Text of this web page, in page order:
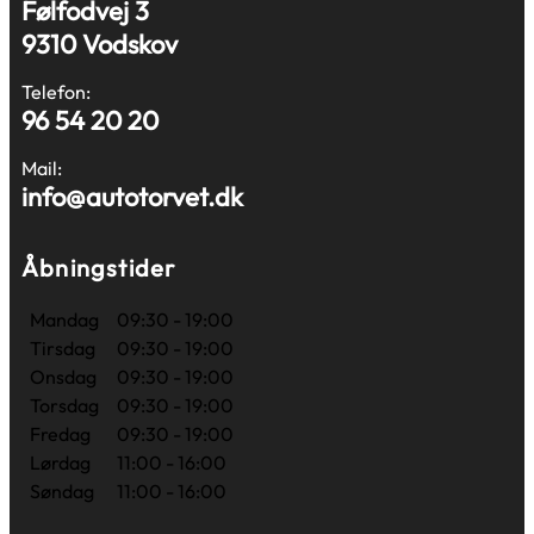
Følfodvej 3
9310 Vodskov
Telefon:
96 54 20 20
Mail:
info@autotorvet.dk
Åbningstider
Mandag
09:30 - 19:00
Tirsdag
09:30 - 19:00
Onsdag
09:30 - 19:00
Torsdag
09:30 - 19:00
Fredag
09:30 - 19:00
Lørdag
11:00 - 16:00
Søndag
11:00 - 16:00